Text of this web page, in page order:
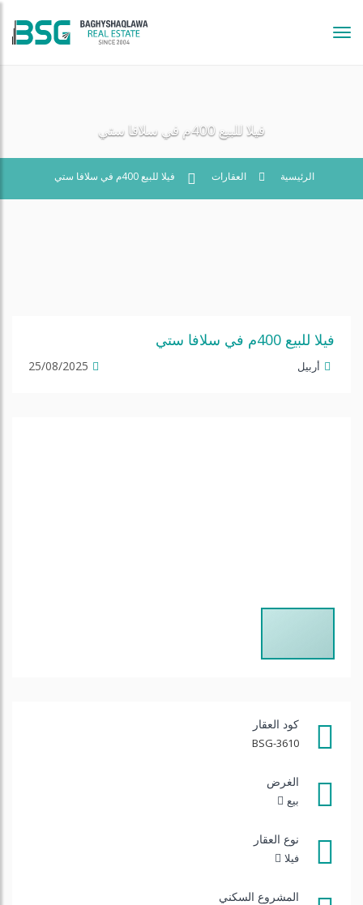
فيلا للبيع 400م في سلافا ستي
الرئيسية العقارات فيلا للبيع 400م في سلافا ستي
فيلا للبيع 400م في سلافا ستي
أربيل 25/08/2025
كود العقار
BSG-3610
الغرض
بيع
نوع العقار
فيلا
المشروع السكني